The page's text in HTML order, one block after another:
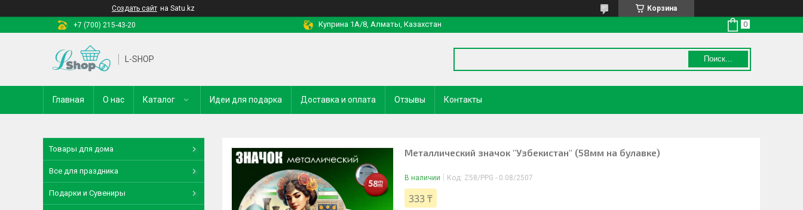
Создать сайт на Satu.kz
Корзина
+7 (700) 215-43-20
Куприна 1A/8, Алматы, Казахстан
L-SHOP Поиск...
Главная О нас Каталог Идеи для подарка Доставка и оплата Отзывы Контакты
Металлический значок "Узбекистан" (58мм на булавке)
В наличии Код: Z58/PPG - 0.08/2507
333 ₸
Товары для дома
Все для праздника
Подарки и Сувениры